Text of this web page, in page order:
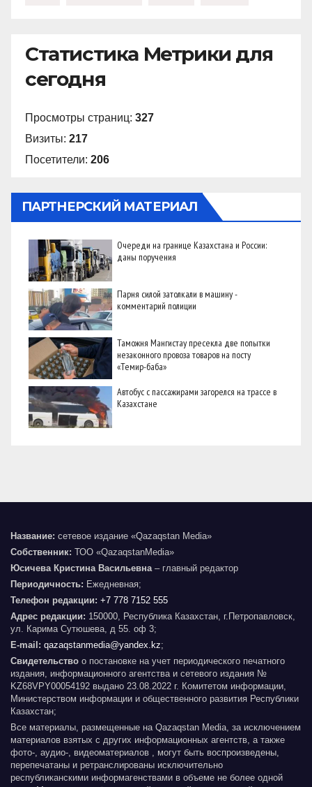
Статистика Метрики для
сегодня
Просмотры страниц: 327
Визиты: 217
Посетители: 206
ПАРТНЕРСКИЙ МАТЕРИАЛ
Очереди на границе Казахстана и России:
даны поручения
Парня силой затолкали в машину -
комментарий полиции
Таможня Мангистау пресекла две попытки
незаконного провоза товаров на посту
«Темир-баба»
Автобус с пассажирами загорелся на трассе в
Казахстане
Название: сетевое издание «Qazaqstan Media»
Собственник: ТОО «QazaqstanMedia»
Юсичева Кристина Васильевна – главный редактор
Периодичность: Ежедневная;
Телефон редакции: +7 778 7152 555
Адрес редакции: 150000, Республика Казахстан, г.Петропавловск,
ул. Карима Сутюшева, д 55. оф 3;
E-mail: qazaqstanmedia@yandex.kz;
Свидетельство о постановке на учет периодического печатного
издания, информационного агентства и сетевого издания №
KZ68VPY00054192 выдано 23.08.2022 г. Комитетом информации,
Министерством информации и общественного развития Республики
Казахстан;
Все материалы, размещенные на Qazaqstan Media, за исключением
материалов взятых с других информационных агентств, а также
фото-, аудио-, видеоматериалов , могут быть воспроизведены,
перепечатаны и ретранслированы исключительно
республиканскими информагенствами в объеме не более одной